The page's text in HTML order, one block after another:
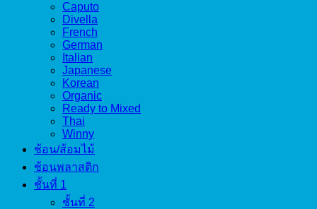
Caputo
Divella
French
German
Italian
Japanese
Korean
Organic
Ready to Mixed
Thai
Winny
ช้อน/ส้อมไม้
ช้อนพลาสติก
ชั้นที่ 1
ชั้นที่ 2